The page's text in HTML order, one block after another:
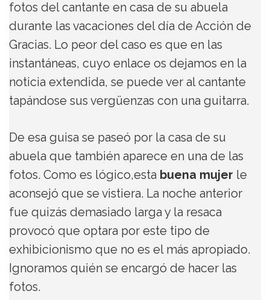
fotos del cantante en casa de su abuela
durante las vacaciones del día de Acción de
Gracias. Lo peor del caso es que en las
instantáneas, cuyo enlace os dejamos en la
noticia extendida, se puede ver al cantante
tapándose sus vergüenzas con una guitarra.
De esa guisa se paseó por la casa de su
abuela que también aparece en una de las
fotos. Como es lógico,esta buena mujer le
aconsejó que se vistiera. La noche anterior
fue quizás demasiado larga y la resaca
provocó que optara por este tipo de
exhibicionismo que no es el más apropiado.
Ignoramos quién se encargó de hacer las
fotos.